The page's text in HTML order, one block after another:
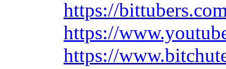
https://
https://
https://